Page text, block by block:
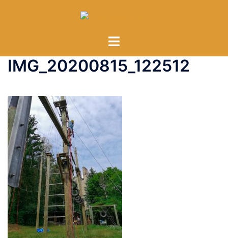
Menü
IMG_20200815_122512